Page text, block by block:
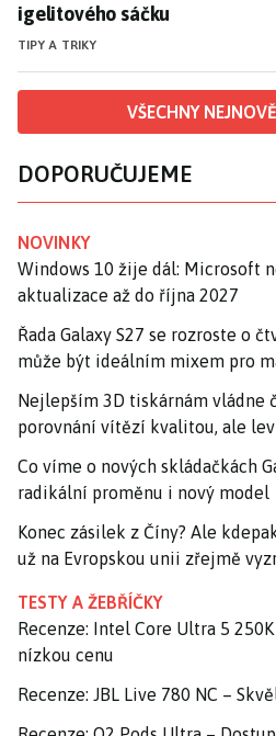
igelitového sáčku
TIPY A TRIKY
VŠECHNY
DOPORUČUJEME
NOVINKY
Windows 10 žije dál: Microsoft
aktualizace až do října 2027
Řada Galaxy S27 se rozroste o
může být ideálním mixem pro
Nejlepším 3D tiskárnám vládne
porovnání vítězí kvalitou, ale
Co víme o nových skládačkách
radikální proměnu i nový model
Konec zásilek z Číny? Ale
už na Evropskou unii zřejmě
TESTY A ŽEBŘÍČKY
Recenze: Intel Core Ultra 5
nízkou cenu
Recenze: JBL Live 780 NC –